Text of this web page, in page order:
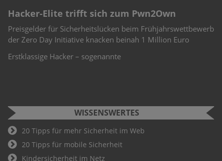
Cyber Security Challenge 2022
Schüler und Studenten können bei der Cyber Security
Challenge teilnehmen. Wer hier als Gewinner hervorgeht, ist
WISSENSWERTES
20 Tipps für mehr Sicherheit im Web
20 Tipps für mobile Sicherheit
Kindersicherheit im Netz